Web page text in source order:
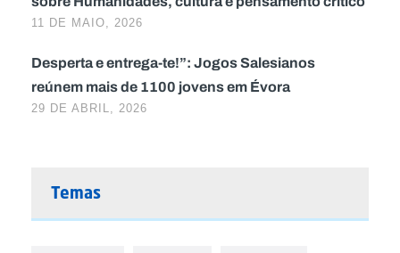
11 DE MAIO, 2026
Desperta e entrega-te!”: Jogos Salesianos
reúnem mais de 1100 jovens em Évora
29 DE ABRIL, 2026
Temas